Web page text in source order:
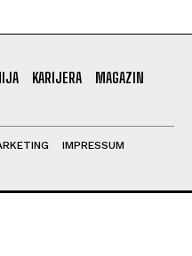
KARIJERA
MAGAZIN
IMPRESSUM